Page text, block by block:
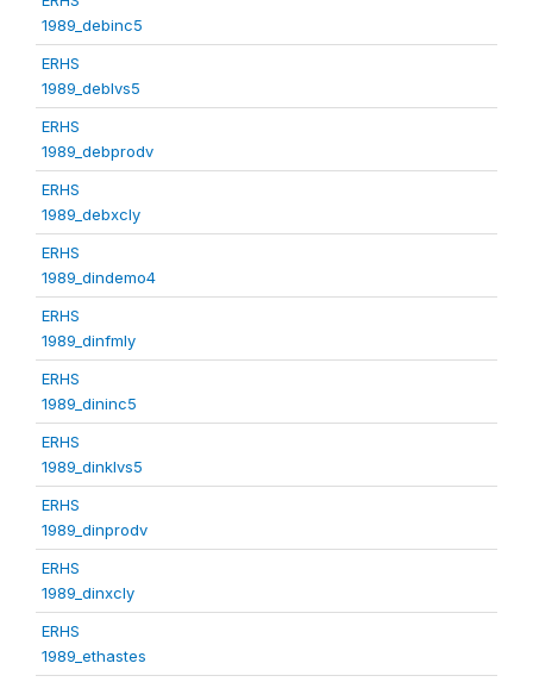
1989_debinc5
ERHS
1989_deblvs5
ERHS
1989_debprodv
ERHS
1989_debxcly
ERHS
1989_dindemo4
ERHS
1989_dinfmly
ERHS
1989_dininc5
ERHS
1989_dinklvs5
ERHS
1989_dinprodv
ERHS
1989_dinxcly
ERHS
1989_ethastes